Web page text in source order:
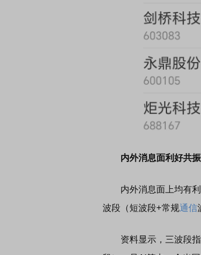
内外消息面利好共振
内外消息面上均有利
波段（短波段+常规通信
资料显示，三波段指
首席连线｜东方财富证券陈果：A股再平衡的